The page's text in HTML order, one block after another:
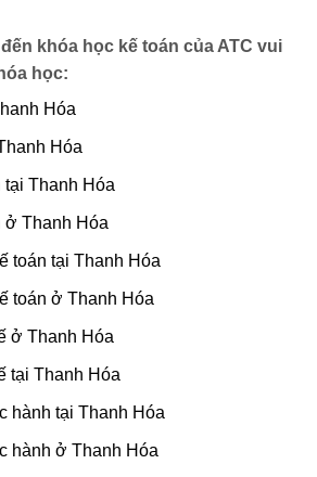
khóa học kế toán của ATC vui
học:
Hóa
Hóa
tại Thanh Hóa
ở Thanh Hóa
toán tại Thanh Hóa
toán ở Thanh Hóa
ở Thanh Hóa
tại Thanh Hóa
hành tại Thanh Hóa
hành ở Thanh Hóa